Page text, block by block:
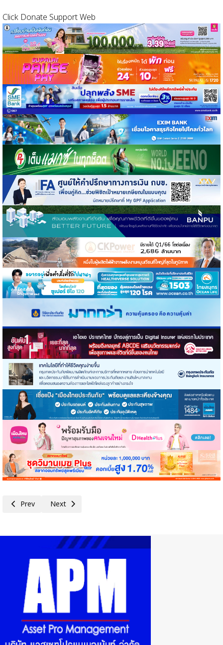
Click Donate Support Web
Previous article: อลิอันซ์ อยุธยา แต่งตั้งแม่ทัพช่องทางตัวแทน เสริมแกร่ง
Prev Next article: สำนักงาน คปภ.ร่วมถวายพระพรชัยมงคล พร้อม
Next